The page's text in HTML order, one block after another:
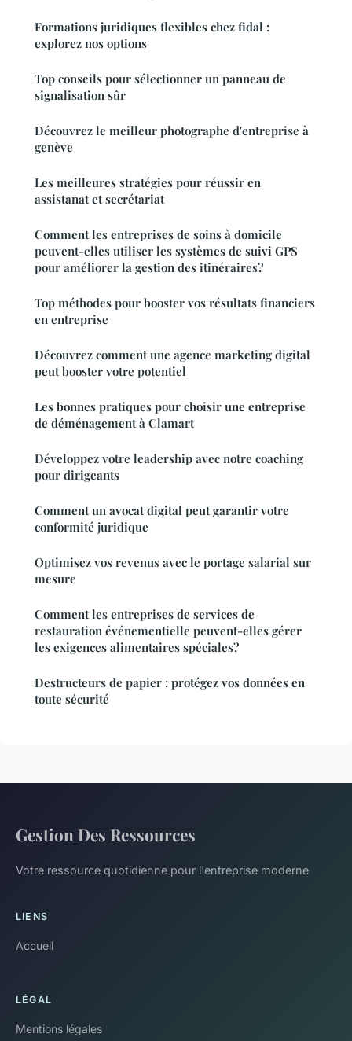
Formations juridiques flexibles chez fidal :
explorez nos options
Top conseils pour sélectionner un panneau de
signalisation sûr
Découvrez le meilleur photographe d'entreprise à
genève
Les meilleures stratégies pour réussir en
assistanat et secrétariat
Comment les entreprises de soins à domicile
peuvent-elles utiliser les systèmes de suivi GPS
pour améliorer la gestion des itinéraires?
Top méthodes pour booster vos résultats financiers
en entreprise
Découvrez comment une agence marketing digital
peut booster votre potentiel
Les bonnes pratiques pour choisir une entreprise
de déménagement à Clamart
Développez votre leadership avec notre coaching
pour dirigeants
Comment un avocat digital peut garantir votre
conformité juridique
Optimisez vos revenus avec le portage salarial sur
mesure
Comment les entreprises de services de
restauration événementielle peuvent-elles gérer
les exigences alimentaires spéciales?
Destructeurs de papier : protégez vos données en
toute sécurité
Gestion Des Ressources
Votre ressource quotidienne pour l'entreprise moderne
LIENS
Accueil
LÉGAL
Mentions légales